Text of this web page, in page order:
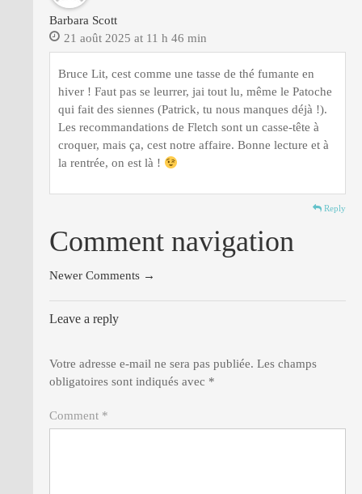
Barbara Scott
21 août 2025 at 11 h 46 min
Bruce Lit, cest comme une tasse de thé fumante en
hiver ! Faut pas se leurrer, jai tout lu, même le Patoche
qui fait des siennes (Patrick, tu nous manques déjà !).
Les recommandations de Fletch sont un casse-tête à
croquer, mais ça, cest notre affaire. Bonne lecture et à
la rentrée, on est là !
Reply
Comment navigation
Newer Comments →
Leave a reply
Votre adresse e-mail ne sera pas publiée. Les champs
obligatoires sont indiqués avec *
Comment *